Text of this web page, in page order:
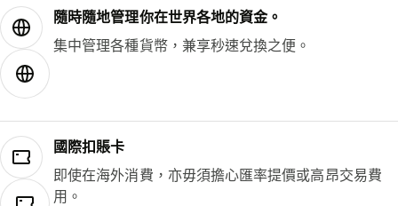
隨時隨地管理你在世界各地的資金。
集中管理各種貨幣，兼享秒速兌換之便。
國際扣賬卡
即使在海外消費，亦毋須擔心匯率提價或高昂交易費
用。